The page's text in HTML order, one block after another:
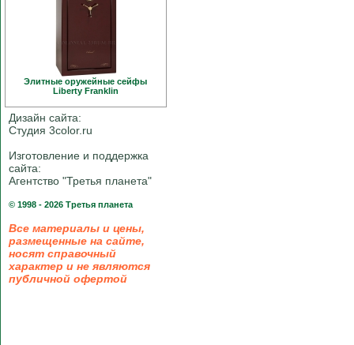
Элитные оружейные сейфы
Liberty Franklin
Дизайн сайта:
Студия 3color.ru
Изготовление и поддержка
сайта:
Агентство "Третья планета"
© 1998 - 2026 Третья планета
Все материалы и цены,
размещенные на сайте,
носят справочный
характер и не являются
публичной офертой